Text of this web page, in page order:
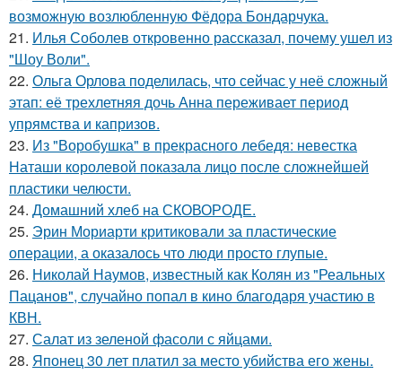
возможную возлюбленную Фёдора Бондарчука.
21. Илья Соболев откровенно рассказал, почему ушел из
"Шоу Воли".
22. Ольга Орлова поделилась, что сейчас у неё сложный
этап: её трехлетняя дочь Анна переживает период
упрямства и капризов.
23. Из "Воробушка" в прекрасного лебедя: невестка
Наташи королевой показала лицо после сложнейшей
пластики челюсти.
24. Домашний хлеб на СКОВОРОДЕ.
25. Эрин Мориарти критиковали за пластические
операции, а оказалось что люди просто глупые.
26. Николай Наумов, известный как Колян из "Реальных
Пацанов", случайно попал в кино благодаря участию в
КВН.
27. Салат из зеленой фасоли с яйцами.
28. Японец 30 лет платил за место убийства его жены.